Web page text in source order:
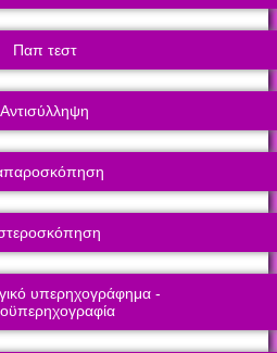
Παπ τεστ
Αντισύλληψη
υπερηχογράφημα -